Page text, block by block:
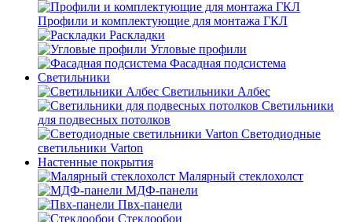
Профили и комплектующие для монтажа ГКЛ
Раскладки
Угловые профили
Фасадная подсистема
Светильники
Светильники Албес
Светильники
для подвесных потолков
Светодиодные
светильники Varton
Настенные покрытия
Малярный стеклохолст
МДФ-панели
Пвх-панели
Стеклообои